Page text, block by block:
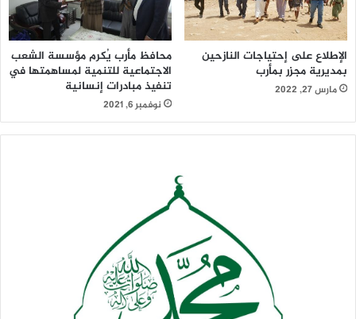
الإطلاع على إحتياجات النازحين
بمديرية مجزر بمأرب
مارس 27, 2022
محافظ مأرب يُكرم مؤسسة الشعب
الاجتماعية للتنمية لمساهمتها في
تنفيذ مبادرات إنسانية
نوفمبر 6, 2021